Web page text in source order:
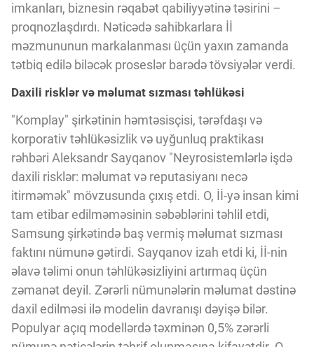
imkanları, biznesin rəqabət qabiliyyətinə təsirini –
proqnozlaşdırdı. Nəticədə sahibkarlara İİ
məzmununun markalanması üçün yaxın zamanda
tətbiq edilə biləcək proseslər barədə tövsiyələr verdi.
Daxili risklər və məlumat sızması təhlükəsi
"Komplay" şirkətinin həmtəsisçisi, tərəfdaşı və
korporativ təhlükəsizlik və uyğunluq praktikası
rəhbəri Aleksandr Sayqanov "Neyrosistemlərlə işdə
daxili risklər: məlumat və reputasiyanı necə
itirməmək" mövzusunda çıxış etdi. O, İİ-yə insan kimi
tam etibar edilməməsinin səbəblərini təhlil etdi,
Samsung şirkətində baş vermiş məlumat sızması
faktını nümunə gətirdi. Sayqanov izah etdi ki, İİ-nin
əlavə təlimi onun təhlükəsizliyini artırmaq üçün
zəmanət deyil. Zərərli nümunələrin məlumat dəstinə
daxil edilməsi ilə modelin davranışı dəyişə bilər.
Populyar açıq modellərdə təxminən 0,5% zərərli